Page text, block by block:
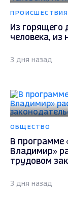
ПРОИСШЕСТВИЯ
Из горящего
человека, из
3 дня назад
ОБЩЕСТВО
В программе
Владимир»
трудовом
3 дня назад